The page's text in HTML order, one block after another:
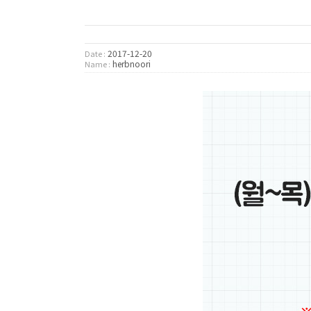
Date : 2017-12-20
Name : herbnoori